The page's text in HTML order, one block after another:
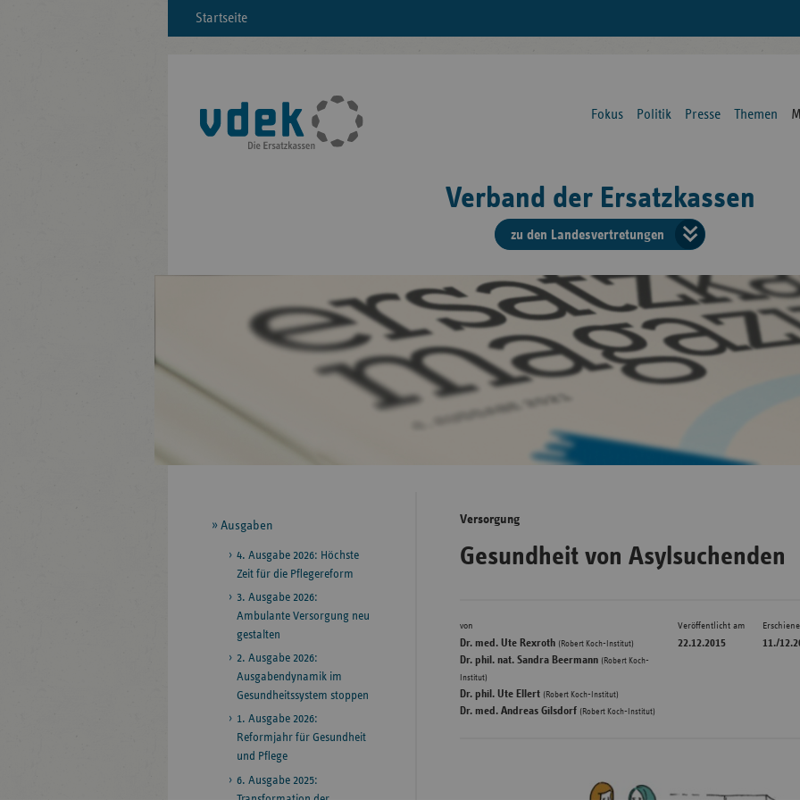
Startseite
Fokus Politik Presse Themen
Verband der Ersatzkassen
zu den Landesvertretungen
der
Bremen
Hessen
Versorgung
Gesundheit von Asylsuchenden
von
Dr. med. Ute Rexroth (Robert Koch-Institut)
Dr. phil. nat. Sandra Beermann (Robert Koch-
Institut)
Dr. phil. Ute Ellert (Robert Koch-Institut)
Dr. med. Andreas Gilsdorf (Robert Koch-Institut)
Veröffentlicht am
22.12.2015 11./
Seitennavigation
Ausgaben
4. Ausgabe 2026: Höchste
Zeit für die Pflegereform
3. Ausgabe 2026:
Ambulante Versorgung neu
gestalten
2. Ausgabe 2026:
Ausgabendynamik im
Gesundheitssystem stoppen
1. Ausgabe 2026:
Reformjahr für Gesundheit
und Pflege
6. Ausgabe 2025: